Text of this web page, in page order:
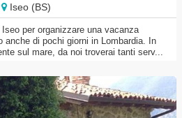
Iseo (BS)
per organizzare una vacanza
anche di pochi giorni in Lombardia. In
sul mare, da noi troverai tanti serv...